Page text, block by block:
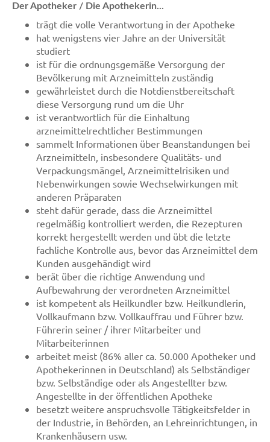
Der Apotheker / Die Apothekerin...
trägt die volle Verantwortung in der Apotheke
hat wenigstens vier Jahre an der Universität
studiert
ist für die ordnungsgemäße Versorgung der
Bevölkerung mit Arzneimitteln zuständig
gewährleistet durch die Notdienstbereitschaft
diese Versorgung rund um die Uhr
ist verantwortlich für die Einhaltung
arzneimittelrechtlicher Bestimmungen
sammelt Informationen über Beanstandungen bei
Arzneimitteln, insbesondere Qualitäts- und
Verpackungsmängel, Arzneimittelrisiken und
Nebenwirkungen sowie Wechselwirkungen mit
anderen Präparaten
steht dafür gerade, dass die Arzneimittel
regelmäßig kontrolliert werden, die Rezepturen
korrekt hergestellt werden und übt die letzte
fachliche Kontrolle aus, bevor das Arzneimittel dem
Kunden ausgehändigt wird
berät über die richtige Anwendung und
Aufbewahrung der verordneten Arzneimittel
ist kompetent als Heilkundler bzw. Heilkundlerin,
Vollkaufmann bzw. Vollkauffrau und Führer bzw.
Führerin seiner / ihrer Mitarbeiter und
Mitarbeiterinnen
arbeitet meist (86% aller ca. 50.000 Apotheker und
Apothekerinnen in Deutschland) als Selbständiger
bzw. Selbständige oder als Angestellter bzw.
Angestellte in der öffentlichen Apotheke
besetzt weitere anspruchsvolle Tätigkeitsfelder in
der Industrie, in Behörden, an Lehreinrichtungen, in
Krankenhäusern usw.